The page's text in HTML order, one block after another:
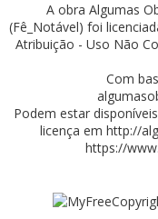
A obra Algumas
(Fê_Notável) foi
Atribuição - Uso Não
Com
Podem estar
licença emhttp://
https://